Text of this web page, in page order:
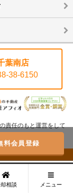
葉南店
38-6150
責任のもと運営をして
料会員登録
相談 メニュー